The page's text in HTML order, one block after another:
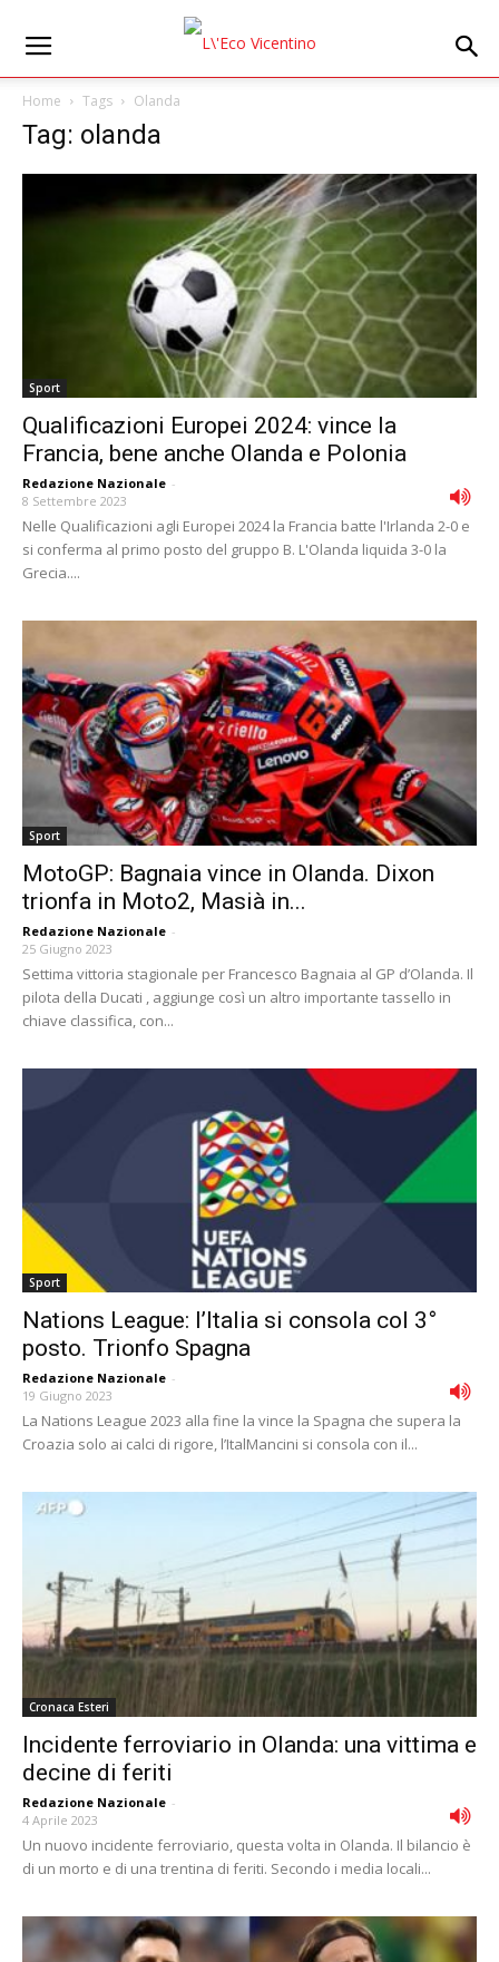
Home Tags Olanda
Tag: olanda
Sport
Qualificazioni Europei 2024: vince la
Francia, bene anche Olanda e Polonia
Redazione Nazionale -
8 Settembre 2023
Nelle Qualificazioni agli Europei 2024 la Francia batte l'Irlanda 2-0 e
si conferma al primo posto del gruppo B. L'Olanda liquida 3-0 la
Grecia....
Sport
MotoGP: Bagnaia vince in Olanda. Dixon
trionfa in Moto2, Masià in...
Redazione Nazionale -
25 Giugno 2023
Settima vittoria stagionale per Francesco Bagnaia al GP d’Olanda. Il
pilota della Ducati , aggiunge così un altro importante tassello in
chiave classifica, con...
Sport
Nations League: l’Italia si consola col 3°
posto. Trionfo Spagna
Redazione Nazionale -
19 Giugno 2023
La Nations League 2023 alla fine la vince la Spagna che supera la
Croazia solo ai calci di rigore, l’ItalMancini si consola con il...
Cronaca Esteri
Incidente ferroviario in Olanda: una vittima e
decine di feriti
Redazione Nazionale -
4 Aprile 2023
Un nuovo incidente ferroviario, questa volta in Olanda. Il bilancio è
di un morto e di una trentina di feriti. Secondo i media locali...